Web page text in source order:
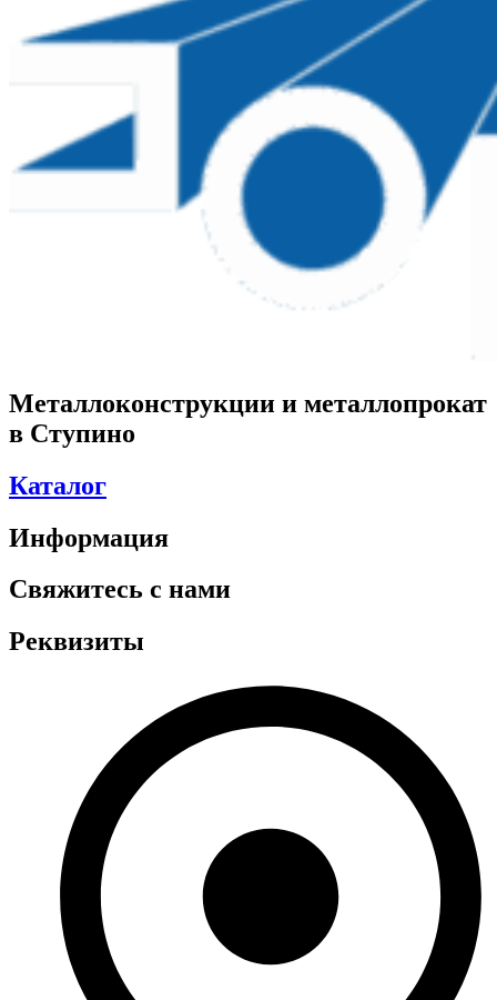
Металлоконструкции и металлопрокат
в Ступино
Каталог
Информация
Свяжитесь с нами
Реквизиты